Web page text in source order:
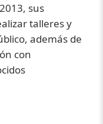
sus
talleres y
además de
con